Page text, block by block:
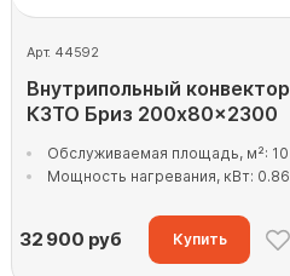
Арт. 44592
Внутрипольный конвектор
КЗТО Бриз 200x80x2300
Обслуживаемая площадь, м²: 10
Мощность нагревания, кВт: 0.86
32 900 руб Купить